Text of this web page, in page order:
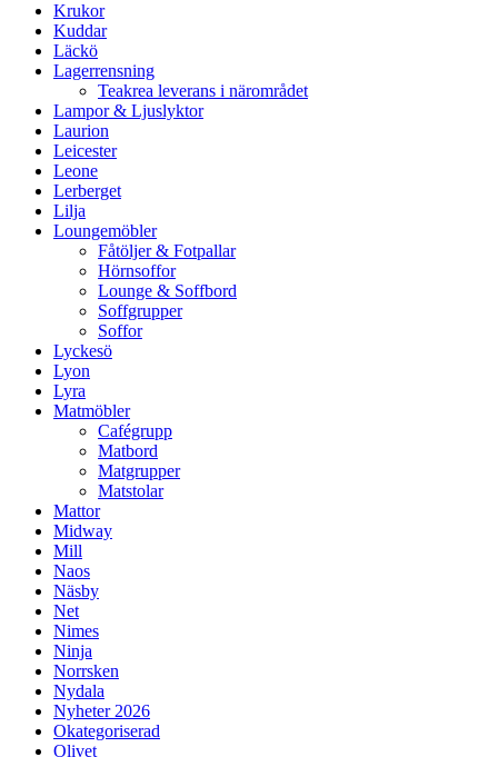
Krukor
Kuddar
Läckö
Lagerrensning
Teakrea leverans i närområdet
Lampor & Ljuslyktor
Laurion
Leicester
Leone
Lerberget
Lilja
Loungemöbler
Fåtöljer & Fotpallar
Hörnsoffor
Lounge & Soffbord
Soffgrupper
Soffor
Lyckesö
Lyon
Lyra
Matmöbler
Cafégrupp
Matbord
Matgrupper
Matstolar
Mattor
Midway
Mill
Naos
Näsby
Net
Nimes
Ninja
Norrsken
Nydala
Nyheter 2026
Okategoriserad
Olivet